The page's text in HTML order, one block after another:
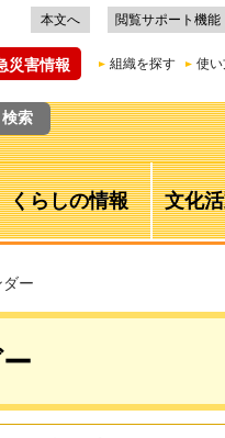
本文へ 閲覧サポート機能
災害情報 組織を探す 使
くらしの情報 文化
ー